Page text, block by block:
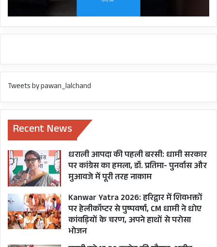
Tweets by pawan_lalchand
Recent News
धराली आपदा की पहली बरसी: धामी सरकार
पर कांग्रेस का हमला, डॉ. प्रतिमा- पुनर्वास और
मुआवजे में पूरी तरह नाकाम
Kanwar Yatra 2026: हरिद्वार में शिवभक्तों
पर हेलीकॉप्टर से पुष्पवर्षा, CM धामी ने धोए
कांवड़ियों के चरण, अपने हाथों से परोसा
भोजन